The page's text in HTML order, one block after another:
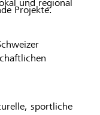
und regional
Projekte.
sportliche